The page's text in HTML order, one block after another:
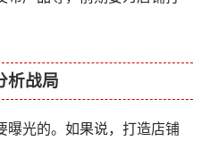
析战局
曝光的。如果说，打造店铺